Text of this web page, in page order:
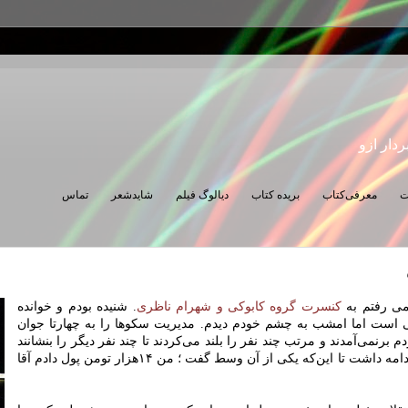
ازو
معرفی‌کتاب بریده کتاب دیالوگ فیلم شایدشعر تماس
رفتم بهکنسرت گروه کابوکی و شهرام ناظری . شنیده بودم و خوانده
است اما امشب به چشم خودم دیدم. مدیریت سکوها را به چهارتا جوان
برنمی‌آمدند و مرتب چند نفر را بلند می‌کردند تا چند نفر دیگر را بنشانند
و این قصه تا مدت بسیار طولانی ادامه داشت تا این‌که یکی از آن وسط گفت ؛ من ۱۴هزار تومن پول دادم آقا